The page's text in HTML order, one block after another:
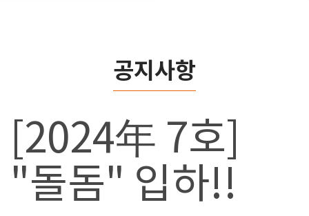
공지사항
[2024年 7호]
"돌돔" 입하!!